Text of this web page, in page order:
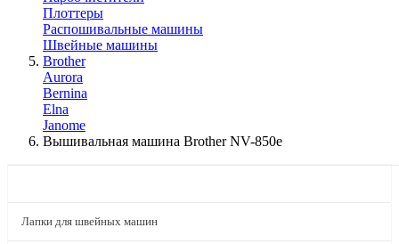
Плоттеры
Распошивальные машины
Швейные машины
Brother
Aurora
Bernina
Elna
Janome
Вышивальная машина Brother NV-850e
Лапки для швейных машин